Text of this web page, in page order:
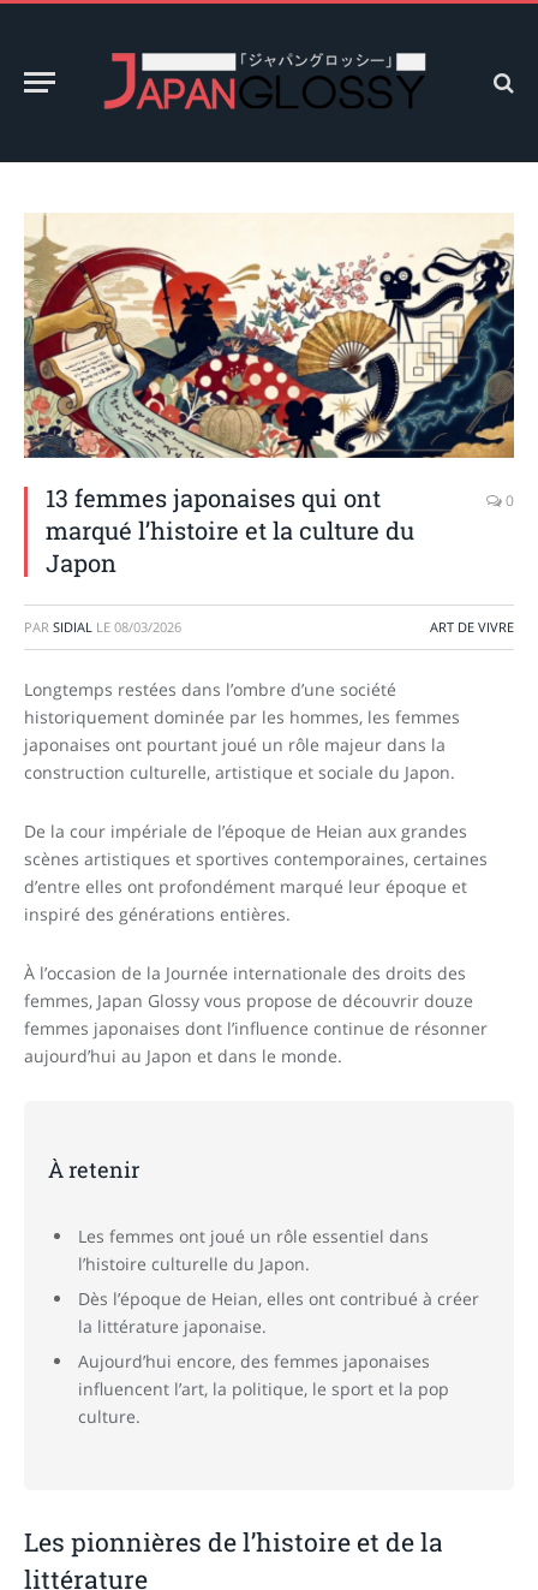
13 femmes japonaises qui ont
marqué l’histoire et la culture du
Japon
0
PAR SIDIAL LE 08/03/2026 ART DE VIVRE
Longtemps restées dans l’ombre d’une société
historiquement dominée par les hommes, les femmes
japonaises ont pourtant joué un rôle majeur dans la
construction culturelle, artistique et sociale du Japon.
De la cour impériale de l’époque de Heian aux grandes
scènes artistiques et sportives contemporaines, certaines
d’entre elles ont profondément marqué leur époque et
inspiré des générations entières.
À l’occasion de la Journée internationale des droits des
femmes, Japan Glossy vous propose de découvrir douze
femmes japonaises dont l’influence continue de résonner
aujourd’hui au Japon et dans le monde.
À retenir
Les femmes ont joué un rôle essentiel dans
l’histoire culturelle du Japon.
Dès l’époque de Heian, elles ont contribué à créer
la littérature japonaise.
Aujourd’hui encore, des femmes japonaises
influencent l’art, la politique, le sport et la pop
culture.
Les pionnières de l’histoire et de la
littérature